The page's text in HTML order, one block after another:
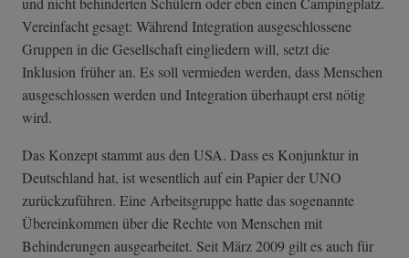
Vereinfacht gesagt: Während Integration ausgeschlossene
Gruppen in die Gesellschaft eingliedern will, setzt die
Inklusion früher an. Es soll vermieden werden, dass Menschen
ausgeschlossen werden und Integration überhaupt erst nötig
wird.
Das Konzept stammt aus den USA. Dass es Konjunktur in
Deutschland hat, ist wesentlich auf ein Papier der UNO
zurückzuführen. Eine Arbeitsgruppe hatte das sogenannte
Übereinkommen über die Rechte von Menschen mit
Behinderungen ausgearbeitet. Seit März 2009 gilt es auch für